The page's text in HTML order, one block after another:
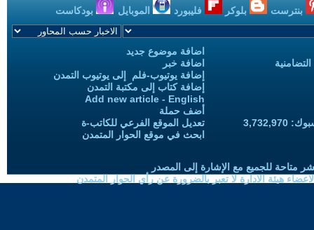
بنترست بلوكر فليبورد الموبايل بودكاست
اضافة موضوع جديد
اضافة خبر
إضافة يوتيوب-فلم إلى يوتيوب التمدن
إضافة كتاب إلى مكتبة التمدن
Add new article - English
أضف حملة
تعديل الموقع الفرعي للكاتب-ة
ابحث في موقع الحوار المتمدن
متاحة للجميع مع الإشارة إلى المصدر
هيئة الادارة لا تعبر بالضرورة عن رأي الحوار المتمدن